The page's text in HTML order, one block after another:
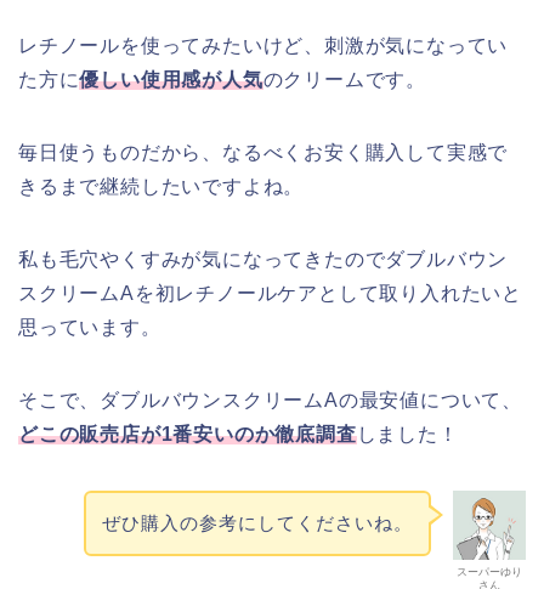
レチノールを使ってみたいけど、刺激が気になってい
た方に優しい使用感が人気のクリームです。
毎日使うものだから、なるべくお安く購入して実感で
きるまで継続したいですよね。
私も毛穴やくすみが気になってきたのでダブルバウン
スクリームAを初レチノールケアとして取り入れたいと
思っています。
そこで、ダブルバウンスクリームAの最安値について、
どこの販売店が1番安いのか徹底調査しました！
スーパーゆり
さん
ぜひ購入の参考にしてくださいね。